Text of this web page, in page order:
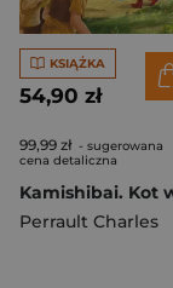
KSIĄŻKA
54,90 zł
99,99 zł - sugerowana
cena detaliczna
Perrault Charles